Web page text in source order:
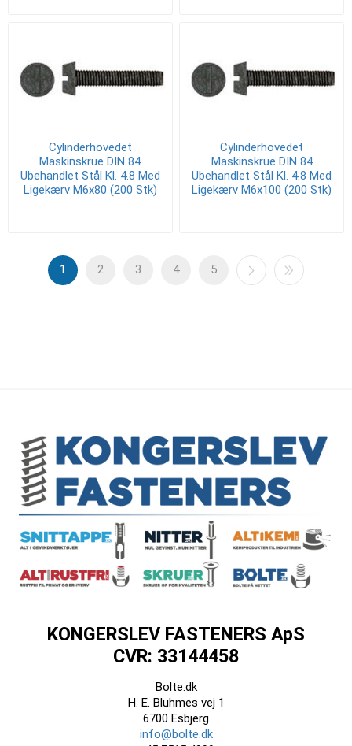
Cylinderhovedet
Maskinskrue DIN 84
Ubehandlet Stål Kl. 4.8 Med
Ligekærv M6x80 (200 Stk)
Cylinderhovedet
Maskinskrue DIN 84
Ubehandlet Stål Kl. 4.8 Med
Ligekærv M6x100 (200 Stk)
1 2 3 4 5
KONGERSLEV FASTENERS ApS
CVR: 33144458
Bolte.dk
H. E. Bluhmes vej 1
6700 Esbjerg
info@bolte.dk